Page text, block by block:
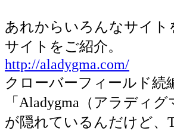
あれからいろんなサイ
サイトをご紹介。
http://aladygma.com/
クローバーフィールド
「Aladygma（アラディ
が隠れているんだけど